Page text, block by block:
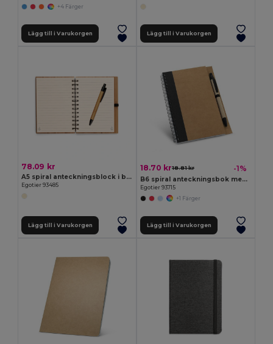
+4 Färger
Lägg till i Varukorgen Lägg till i Varukorgen
78.09 kr
A5 spiral anteckningsblock i bambu med 100% återvunnet papper
Egotier 93485
Lägg till i Varukorgen
18.70 kr18.81 kr -1%
B6 spiral anteckningsbok med 120 blanka sidor
Egotier 93715
+1 Färger
Lägg till i Varukorgen